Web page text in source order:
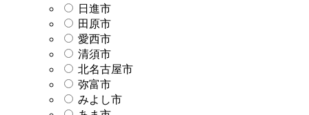
日進市
田原市
愛西市
清須市
北名古屋市
弥富市
みよし市